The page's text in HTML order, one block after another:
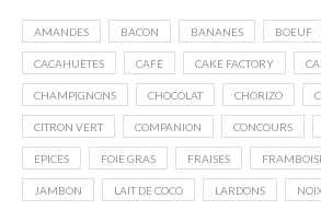
AMANDES BACON BANANES BOEUF
CACAHUÈTES CAFÉ CAKE FACTORY
CHAMPIGNONS CHOCOLAT CHORIZO
CITRON VERT COMPANION CONCOURS
EPICES FOIE GRAS FRAISES
JAMBON LAIT DE COCO LARDONS